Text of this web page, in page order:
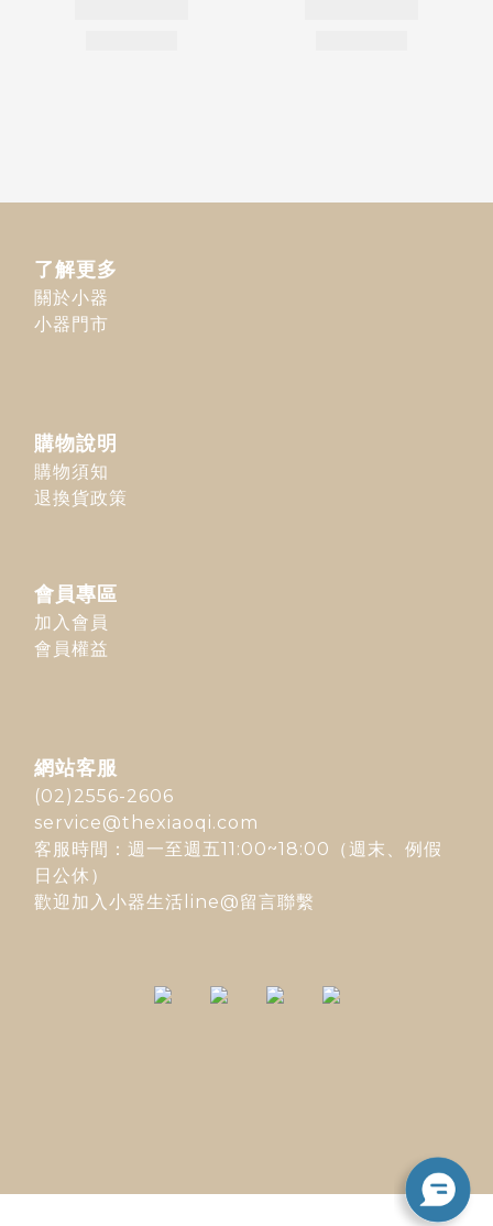
了解更多
關於小器
小器門市
購物說明
購物須知
退換貨政策
會員專區
加入會員
會員權益
網站客服
(02)2556-2606
service@thexiaoqi.com
客服時間：週一至週五11:00~18:00（週末、例假
日公休）
歡迎加入 小器生活line@留言聯繫